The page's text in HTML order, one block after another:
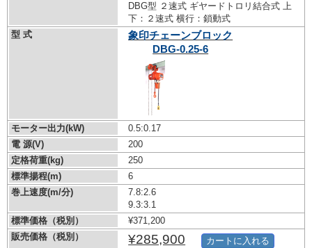
DBG型 ２速式 ギヤードトロリ結合式 上
下：２速式 横行：鎖動式
型 式
象印チェーンブロック
DBG-0.25-6
モーター出力(kW)
0.5:0.17
電 源(V)
200
定格荷重(kg)
250
標準揚程(m)
6
巻上速度(m/分)
7.8:2.6
9.3:3.1
標準価格（税別）
¥371,200
販売価格（税別）
¥285,900 カートに入れる